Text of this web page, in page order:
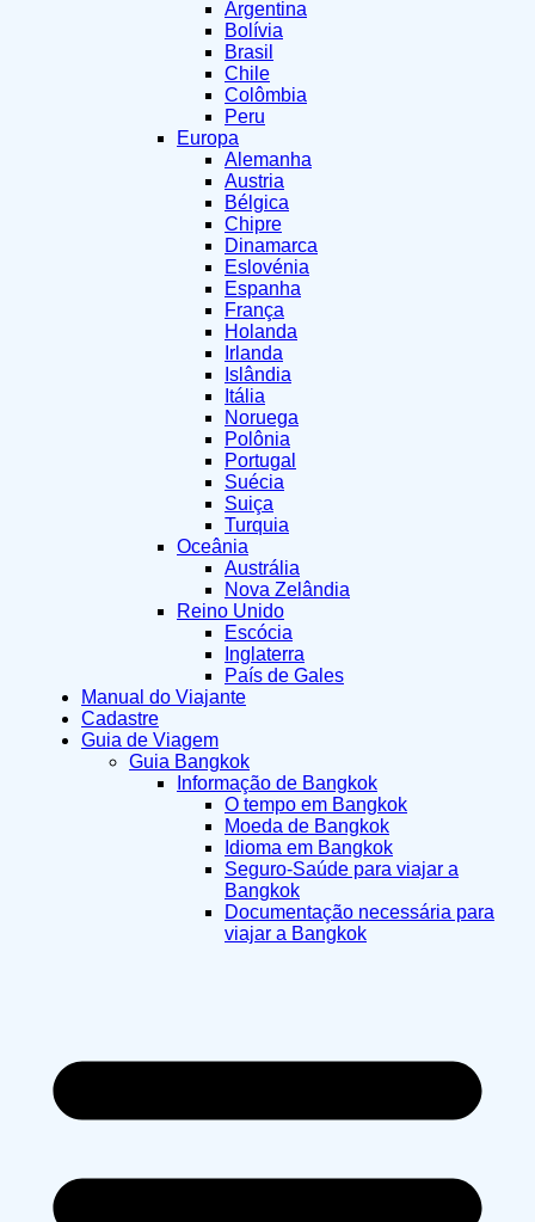
Argentina
Bolívia
Brasil
Chile
Colômbia
Peru
Europa
Alemanha
Austria
Bélgica
Chipre
Dinamarca
Eslovénia
Espanha
França
Holanda
Irlanda
Islândia
Itália
Noruega
Polônia
Portugal
Suécia
Suiça
Turquia
Oceânia
Austrália
Nova Zelândia
Reino Unido
Escócia
Inglaterra
País de Gales
Manual do Viajante
Cadastre
Guia de Viagem
Guia Bangkok
Informação de Bangkok
O tempo em Bangkok
Moeda de Bangkok
Idioma em Bangkok
Seguro-Saúde para viajar a
Bangkok
Documentação necessária para
viajar a Bangkok